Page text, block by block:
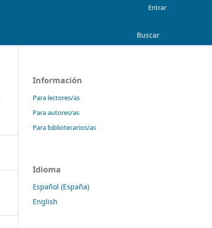
Buscar
Entrar
Información
Para lectores/as
Para autores/as
Para bibliotecarios/as
Idioma
Español (España)
English